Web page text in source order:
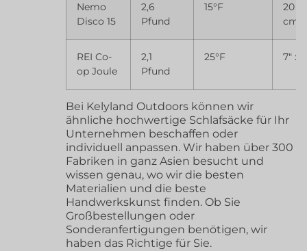
Nemo
Disco 15
2,6
Pfund
15°F
20
cm
REI Co-
op Joule
2,1
Pfund
25°F 7″ x
Bei Kelyland Outdoors können wir
ähnliche hochwertige Schlafsäcke für Ihr
Unternehmen beschaffen oder
individuell anpassen. Wir haben über 300
Fabriken in ganz Asien besucht und
wissen genau, wo wir die besten
Materialien und die beste
Handwerkskunst finden. Ob Sie
Großbestellungen oder
Sonderanfertigungen benötigen, wir
haben das Richtige für Sie.